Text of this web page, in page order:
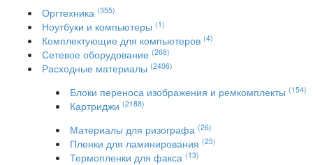
Оргтехника (355)
Ноутбуки и компьютеры (1)
Комплектующие для компьютеров (4)
Сетевое оборудование (268)
Расходные материалы (2406)
Блоки переноса изображения и ремкомплекты (154)
Картриджи (2188)
Материалы для ризографа (26)
Пленки для ламинирования (25)
Термопленки для факса (13)